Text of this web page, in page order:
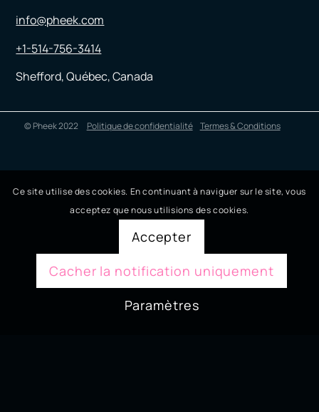
info@pheek.com
+1-514-756-3414
Shefford, Québec, Canada
© Pheek 2022 Politique de confidentialité Termes & Conditions
Ce site utilise des cookies. En continuant à naviguer sur le site, vous
acceptez que nous utilisions des cookies.
Accepter
Cacher la notification uniquement
Paramètres